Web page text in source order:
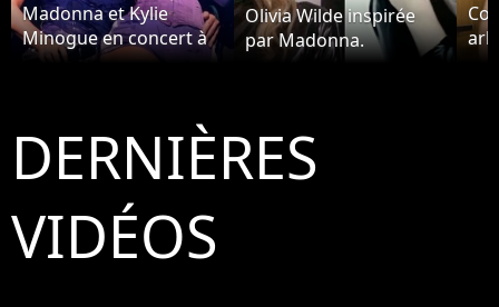
Madonna et Kylie
Minogue en concert à
Amsterdam
Olivia Wilde inspirée
par Madonna.
DERNIÈRES
VIDÉOS